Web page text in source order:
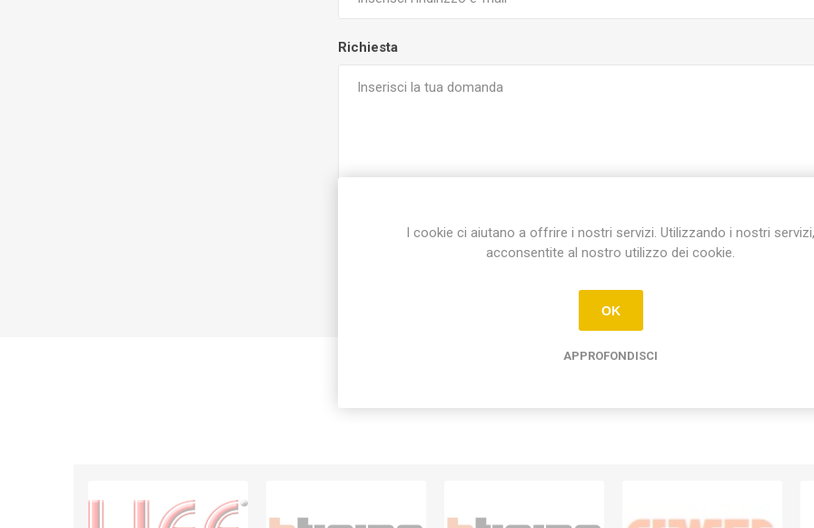
Richiesta
INVIA
I cookie ci aiutano a offrire i nostri servizi. Utilizzando i nostri servizi,
acconsentite al nostro utilizzo dei cookie.
OK
APPROFONDISCI